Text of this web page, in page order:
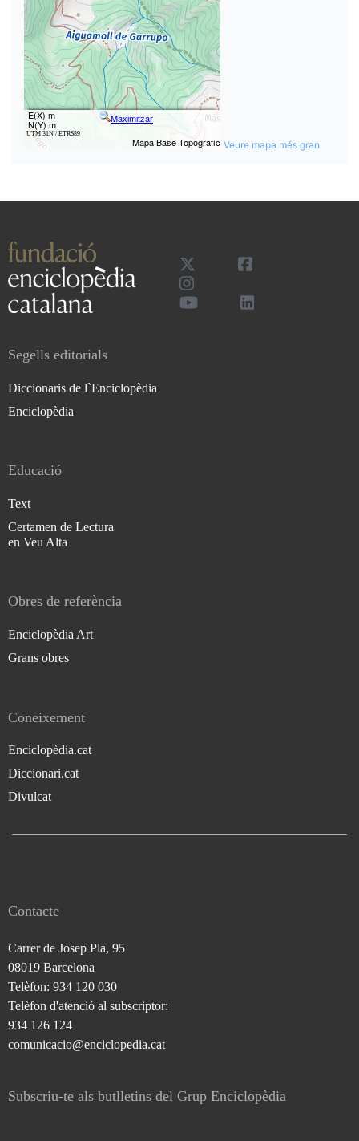
Veure mapa més gran
Segells editorials
Diccionaris de l`Enciclopèdia
Enciclopèdia
Educació
Text
Certamen de Lectura
en Veu Alta
Obres de referència
Enciclopèdia Art
Grans obres
Coneixement
Enciclopèdia.cat
Diccionari.cat
Divulcat
Contacte
Carrer de Josep Pla, 95
08019 Barcelona
Telèfon: 934 120 030
Telèfon d'atenció al subscriptor:
934 126 124
comunicacio@enciclopedia.cat
Subscriu-te als butlletins del Grup Enciclopèdia